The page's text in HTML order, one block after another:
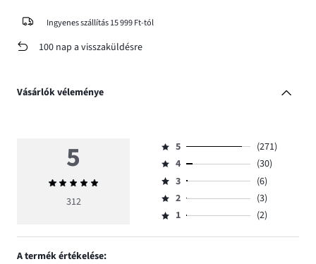
Ingyenes szállítás 15 999 Ft-tól
100 nap a visszaküldésre
Vásárlók véleménye
5
Átlagos
értékelés
312
Osztályzat
5,
szavazatok
száma
271.
5
(271)
Osztályzat
4,
szavazatok
száma
4
(30)
Osztályzat
3,
szavazatok
3
(6)
Osztályzat
2,
2
(3)
Osztályzat
1,
1 (2)
A termék értékelése: